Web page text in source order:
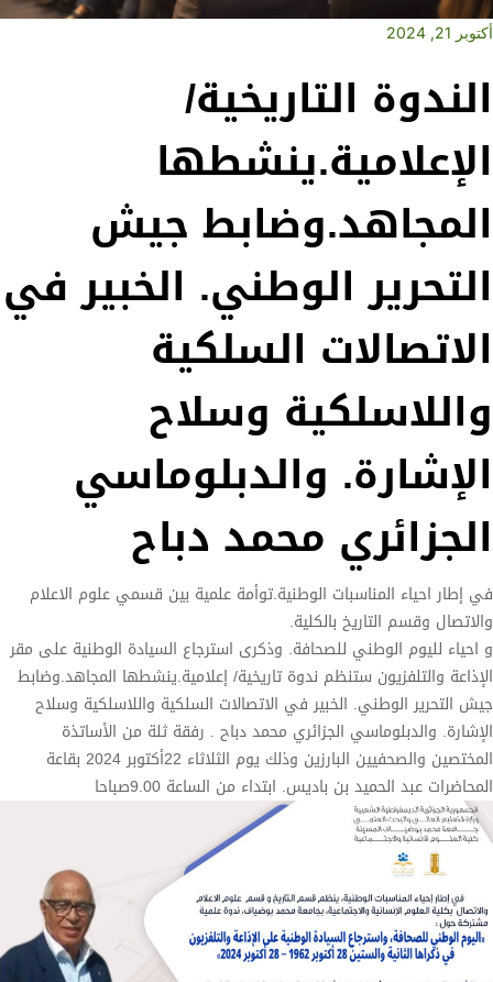
أكتوبر 21, 2024
الندوة التاريخية/
الإعلامية.ينشطها
المجاهد.وضابط جيش
التحرير الوطني. الخبير في
الاتصالات السلكية
واللاسلكية وسلاح
الإشارة. والدبلوماسي
الجزائري محمد دباح
في إطار احياء المناسبات الوطنية.توأمة علمية بين قسمي علوم الاعلام
والاتصال وقسم التاريخ بالكلية.
و احياء لليوم الوطني للصحافة. وذكرى استرجاع السيادة الوطنية على مقر
الإذاعة والتلفزيون ستنظم ندوة تاريخية/ إعلامية.ينشطها المجاهد.وضابط
جيش التحرير الوطني. الخبير في الاتصالات السلكية واللاسلكية وسلاح
الإشارة. والدبلوماسي الجزائري محمد دباح . رفقة ثلة من الأساتذة
المختصين والصحفيين البارزين وذلك يوم الثلاثاء 22أكتوبر 2024 بقاعة
المحاضرات عبد الحميد بن باديس. ابتداء من الساعة 9.00صباحا